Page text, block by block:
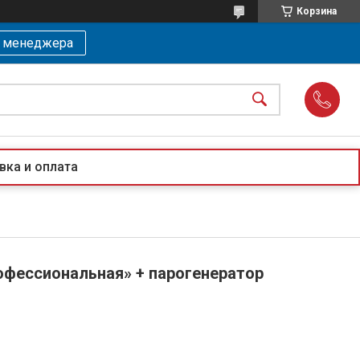
Корзина
менеджера
и оплата
+ парогенератор